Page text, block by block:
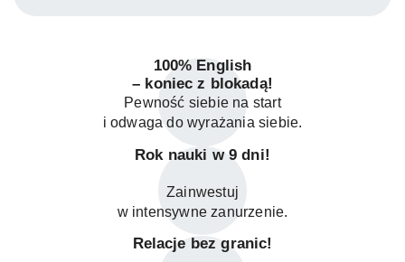
100% English
– koniec z blokadą!
Pewność siebie na start
i odwaga do wyrażania siebie.
Rok nauki w 9 dni!
Zainwestuj
w intensywne zanurzenie.
Relacje bez granic!